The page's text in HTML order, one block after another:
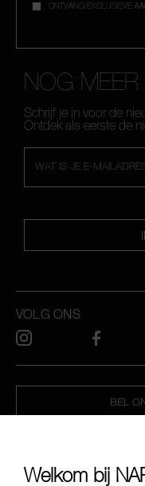
ONTVANG EXCLUSIEVE
NOG MEER
Schrijf je in voor de
Ontdek als eerste de
WAT IS JE E-
BEL
VOLG ONS
Welkom bij